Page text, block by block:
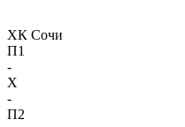
ХК Сочи
П1
-
X
-
П2